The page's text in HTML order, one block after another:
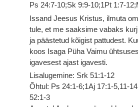
Ps 24:7-10;Sk 9:9-10;1Pt 1:7-
Issand Jeesus Kristus, ilmuta
tule, et me saaksime vabaks
ja päästetud kõigist pattudest.
koos Isaga Püha Vaimu
igavesest ajast igavesti.
Lisalugemine: Srk 51:1-12
Õhtul: Ps 24:1-6;1Aj 17:1-5,11-
52:1-3